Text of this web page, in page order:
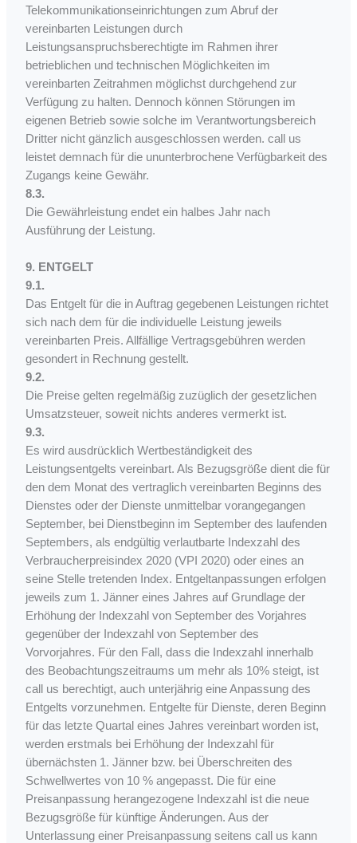
Telekommunikationseinrichtungen zum Abruf der
vereinbarten Leistungen durch
Leistungsanspruchsberechtigte im Rahmen ihrer
betrieblichen und technischen Möglichkeiten im
vereinbarten Zeitrahmen möglichst durchgehend zur
Verfügung zu halten. Dennoch können Störungen im
eigenen Betrieb sowie solche im Verantwortungsbereich
Dritter nicht gänzlich ausgeschlossen werden. call us
leistet demnach für die ununterbrochene Verfügbarkeit des
Zugangs keine Gewähr.
8.3.
Die Gewährleistung endet ein halbes Jahr nach
Ausführung der Leistung.
9. ENTGELT
9.1.
Das Entgelt für die in Auftrag gegebenen Leistungen richtet
sich nach dem für die individuelle Leistung jeweils
vereinbarten Preis. Allfällige Vertragsgebühren werden
gesondert in Rechnung gestellt.
9.2.
Die Preise gelten regelmäßig zuzüglich der gesetzlichen
Umsatzsteuer, soweit nichts anderes vermerkt ist.
9.3.
Es wird ausdrücklich Wertbeständigkeit des
Leistungsentgelts vereinbart. Als Bezugsgröße dient die für
den dem Monat des vertraglich vereinbarten Beginns des
Dienstes oder der Dienste unmittelbar vorangegangen
September, bei Dienstbeginn im September des laufenden
Septembers, als endgültig verlautbarte Indexzahl des
Verbraucherpreisindex 2020 (VPI 2020) oder eines an
seine Stelle tretenden Index. Entgeltanpassungen erfolgen
jeweils zum 1. Jänner eines Jahres auf Grundlage der
Erhöhung der Indexzahl von September des Vorjahres
gegenüber der Indexzahl von September des
Vorvorjahres. Für den Fall, dass die Indexzahl innerhalb
des Beobachtungszeitraums um mehr als 10% steigt, ist
call us berechtigt, auch unterjährig eine Anpassung des
Entgelts vorzunehmen. Entgelte für Dienste, deren Beginn
für das letzte Quartal eines Jahres vereinbart worden ist,
werden erstmals bei Erhöhung der Indexzahl für
übernächsten 1. Jänner bzw. bei Überschreiten des
Schwellwertes von 10 % angepasst. Die für eine
Preisanpassung herangezogene Indexzahl ist die neue
Bezugsgröße für künftige Änderungen. Aus der
Unterlassung einer Preisanpassung seitens call us kann